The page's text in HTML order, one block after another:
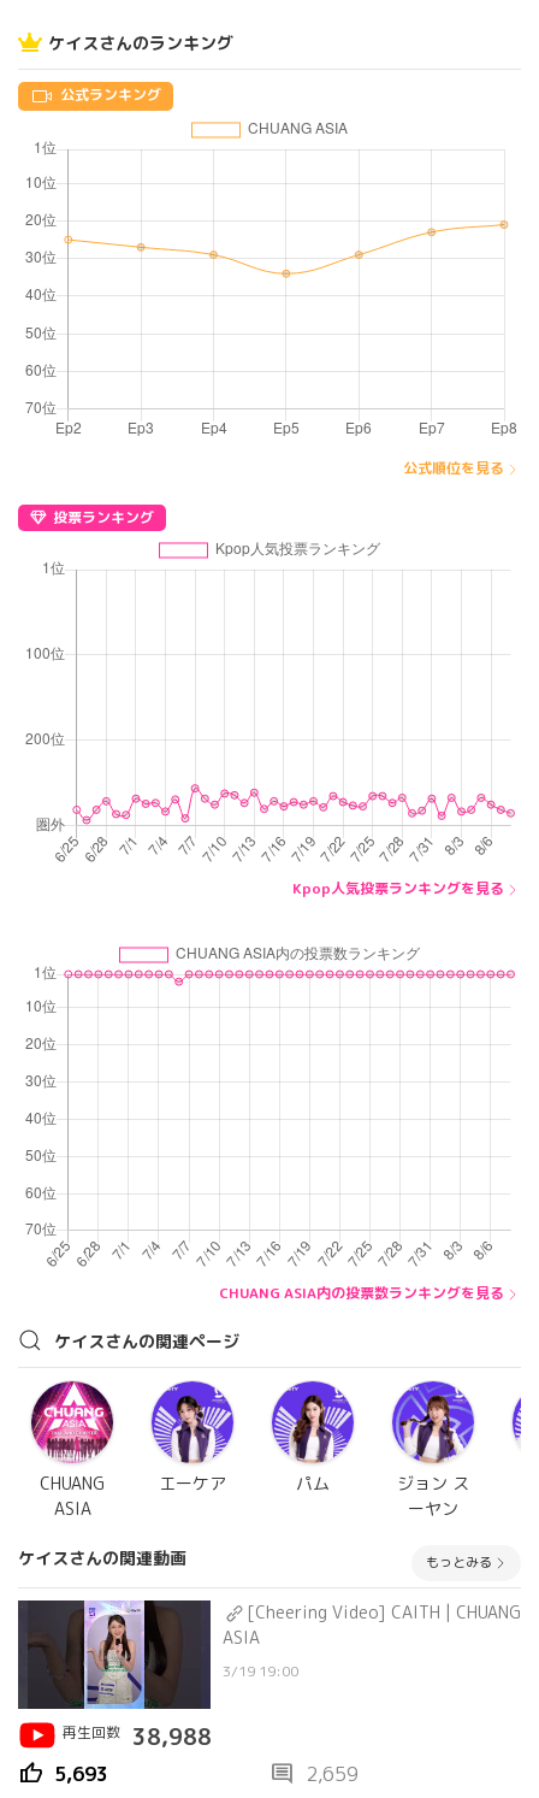
ケイスさんのランキング
公式ランキング
公式順位を見る
投票ランキング
Kpop人気投票ランキングを見る
CHUANG ASIA内の投票数ランキングを見る
ケイスさんの関連ページ
CHUANG
ASIA
エーケア パム
ジョン ス
ーヤン
ケイスさんの関連動画 もっとみる
[Cheering Video] CAITH | CHUANG
ASIA
3/19 19:00
再生回数 38,988
thumb_up 5,693 comment 2,659